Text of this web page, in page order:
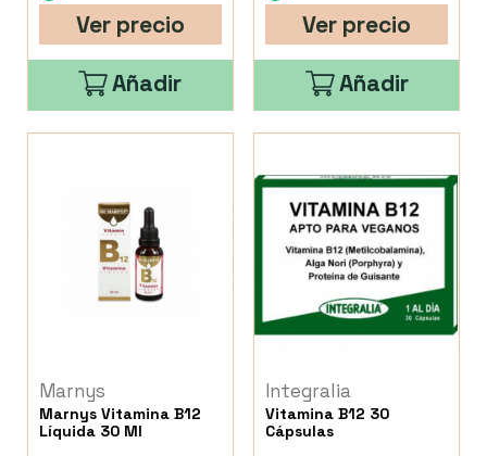
Ver precio
Añadir
Ver precio
Añadir
Marnys
Marnys Vitamina B12
Líquida 30 Ml
Integralia
Vitamina B12 30
Cápsulas